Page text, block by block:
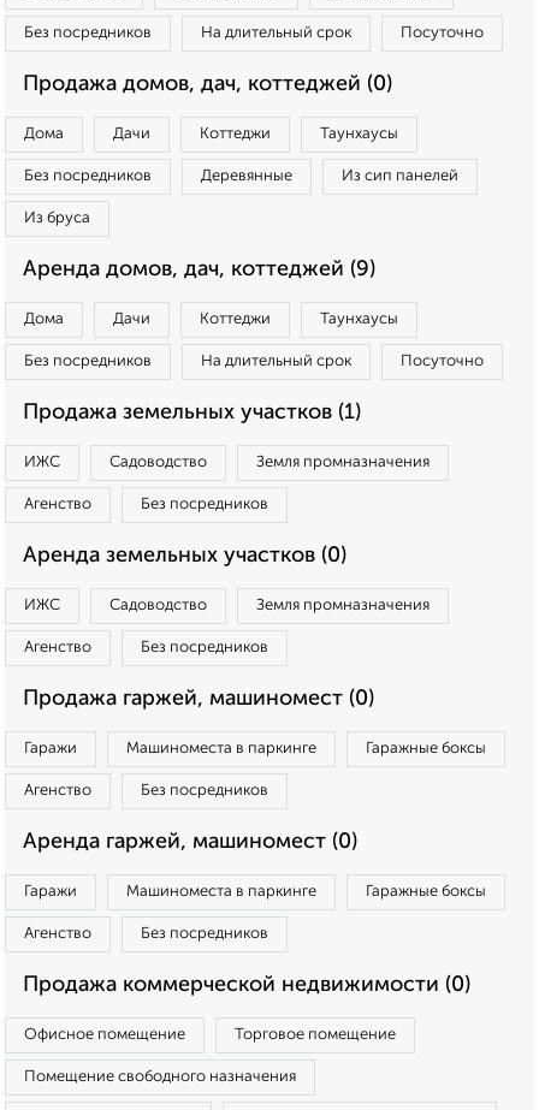
Без посредников На длительный срок Посуточно
Продажа домов, дач, коттеджей (0)
Дома Дачи Коттеджи Таунхаусы
Без посредников Деревянные Из сип панелей
Из бруса
Аренда домов, дач, коттеджей (9)
Дома Дачи Коттеджи Таунхаусы
Без посредников На длительный срок Посуточно
Продажа земельных участков (1)
ИЖС Садоводство Земля промназначения
Агенство Без посредников
Аренда земельных участков (0)
ИЖС Садоводство Земля промназначения
Агенство Без посредников
Продажа гаржей, машиномест (0)
Гаражи Машиноместа в паркинге Гаражные боксы
Агенство Без посредников
Аренда гаржей, машиномест (0)
Гаражи Машиноместа в паркинге Гаражные боксы
Агенство Без посредников
Продажа коммерческой недвижимости (0)
Офисное помещение Торговое помещение
Помещение свободного назначения